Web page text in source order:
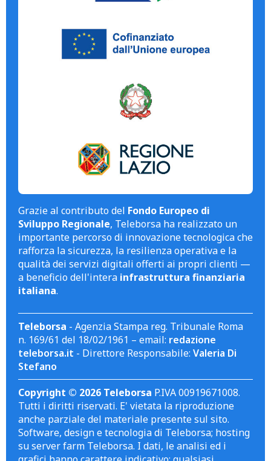
Grazie al contributo del Fondo Europeo di
Sviluppo Regionale, Teleborsa ha realizzato un
importante percorso di innovazione tecnologica che
rafforza la sicurezza, la resilienza operativa e la
qualità dei servizi digitali offerti ai propri clienti —
a beneficio dell'intera infrastruttura finanziaria
italiana.
Teleborsa - Agenzia Stampa reg. Tribunale Roma
n. 169/61 del 18/02/1961 – email: redazione
teleborsa.it - Direttore Responsabile: Valeria Di
Stefano
Copyright © 2026 Teleborsa P.IVA 00919671008.
Tutti i diritti riservati. E' vietata la riproduzione
anche parziale del materiale presente sul sito.
Software, design e tecnologia di Teleborsa; hosting
su server farm Teleborsa. I dati, le analisi ed i